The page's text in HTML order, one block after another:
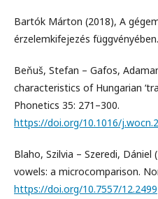
Bartók Márton (2018), A
érzelemkifejezés
Beňuš, Stefan – Gafos,
characteristics of Hungarian
Phonetics 35: 271–300.
https://doi.org/10.1016/
Blaho, Szilvia – Szeredi, Dániel
vowels: a microcomparison.
https://doi.org/10.7557/12.2499